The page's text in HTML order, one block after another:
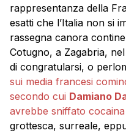
rappresentanza della
esatti che l’Italia non si
rassegna canora
Cotugno, a Zagabria,
di congratularsi, o
sui media francesi
secondo cui Damiano
avrebbe sniffato
grottesca, surreale,